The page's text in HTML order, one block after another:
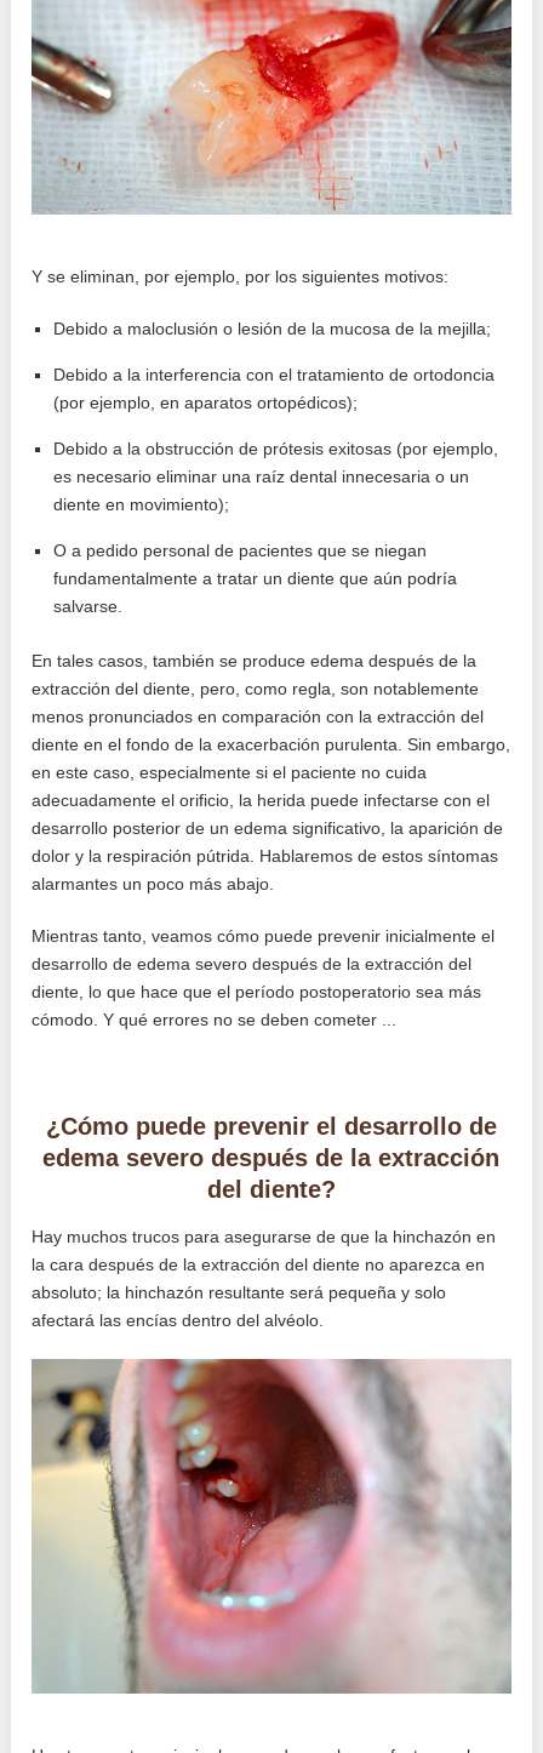
Y se eliminan, por ejemplo, por los siguientes motivos:
Debido a maloclusión o lesión de la mucosa de la mejilla;
Debido a la interferencia con el tratamiento de ortodoncia
(por ejemplo, en aparatos ortopédicos);
Debido a la obstrucción de prótesis exitosas (por ejemplo,
es necesario eliminar una raíz dental innecesaria o un
diente en movimiento);
O a pedido personal de pacientes que se niegan
fundamentalmente a tratar un diente que aún podría
salvarse.
En tales casos, también se produce edema después de la
extracción del diente, pero, como regla, son notablemente
menos pronunciados en comparación con la extracción del
diente en el fondo de la exacerbación purulenta. Sin embargo,
en este caso, especialmente si el paciente no cuida
adecuadamente el orificio, la herida puede infectarse con el
desarrollo posterior de un edema significativo, la aparición de
dolor y la respiración pútrida. Hablaremos de estos síntomas
alarmantes un poco más abajo.
Mientras tanto, veamos cómo puede prevenir inicialmente el
desarrollo de edema severo después de la extracción del
diente, lo que hace que el período postoperatorio sea más
cómodo. Y qué errores no se deben cometer ...
¿Cómo puede prevenir el desarrollo de
edema severo después de la extracción
del diente?
Hay muchos trucos para asegurarse de que la hinchazón en
la cara después de la extracción del diente no aparezca en
absoluto; la hinchazón resultante será pequeña y solo
afectará las encías dentro del alvéolo.